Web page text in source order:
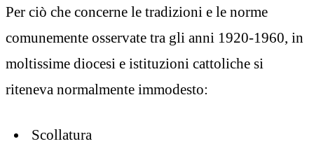
Per ciò che concerne le tradizioni e le norme
comunemente osservate tra gli anni 1920-1960, in
moltissime diocesi e istituzioni cattoliche si
riteneva normalmente immodesto:
Scollatura